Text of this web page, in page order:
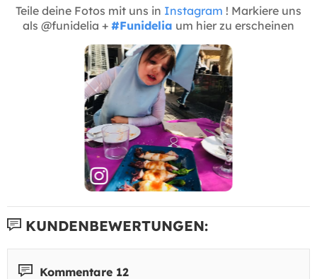
Teile deine Fotos mit uns in Instagram ! Markiere uns
als @funidelia + #Funidelia um hier zu erscheinen
KUNDENBEWERTUNGEN:
Kommentare 12